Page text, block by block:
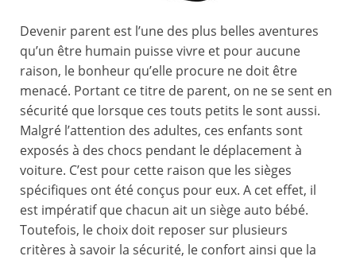
Devenir parent est l’une des plus belles aventures
qu’un être humain puisse vivre et pour aucune
raison, le bonheur qu’elle procure ne doit être
menacé. Portant ce titre de parent, on ne se sent en
sécurité que lorsque ces touts petits le sont aussi.
Malgré l’attention des adultes, ces enfants sont
exposés à des chocs pendant le déplacement à
voiture. C’est pour cette raison que les sièges
spécifiques ont été conçus pour eux. A cet effet, il
est impératif que chacun ait un siège auto bébé.
Toutefois, le choix doit reposer sur plusieurs
critères à savoir la sécurité, le confort ainsi que la